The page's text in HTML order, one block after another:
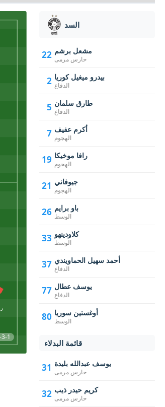
1
السد
22 مشعل برشم
حارس مرمى
2 بيدرو ميغيل كوريا
الدفاع
5 طارق سلمان
الدفاع
7 أكرم عفيف
الهجوم
19 رافا موخيكا
الهجوم
21 جيوفاني
الهجوم
26 باو برايم
الوسط
33 كلاودينهو
الوسط
37 أحمد سهيل الحماويندي
الدفاع
77 يوسف عطال
الدفاع
80 أوغستين سوريا
الوسط
قائمة البدلاء
31 يوسف عبدالله بليدة
حارس مرمى
32 كريم حيدر ذيب
حارس مرمى